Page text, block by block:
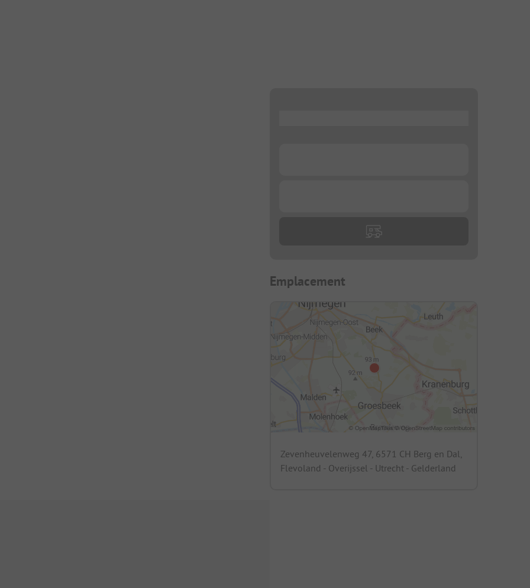
Emplacement
Zevenheuvelenweg 47, 6571 CH Berg en Dal,
Flevoland - Overijssel - Utrecht - Gelderland